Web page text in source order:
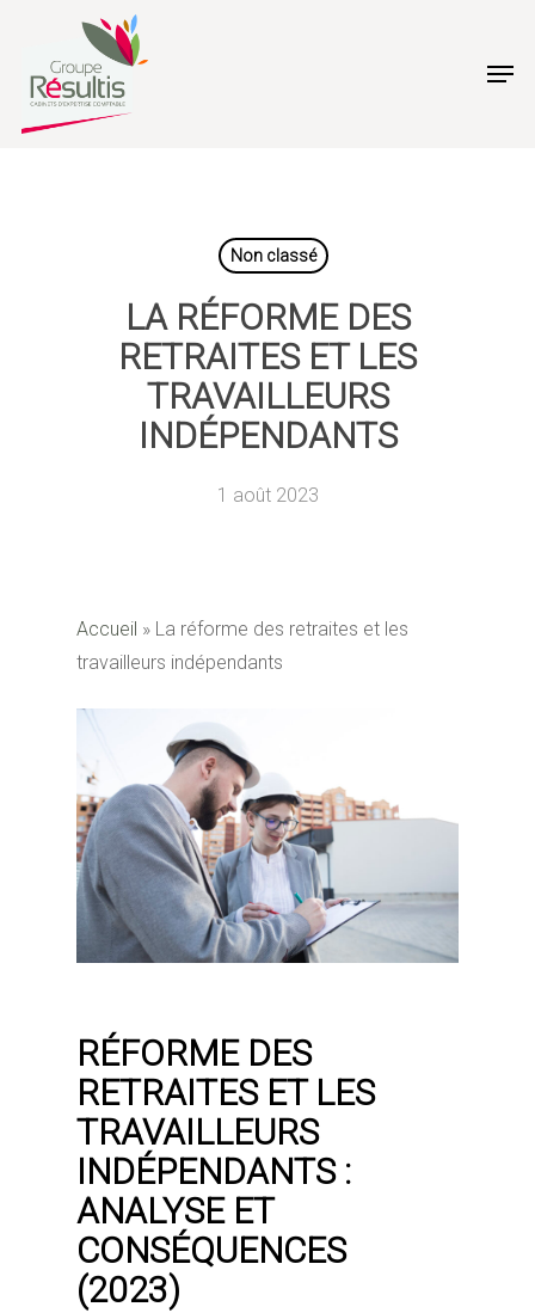
main
Non classé
LA RÉFORME DES
RETRAITES ET LES
TRAVAILLEURS
INDÉPENDANTS
1 août 2023
Accueil » La réforme des retraites et les
travailleurs indépendants
RÉFORME DES
RETRAITES ET LES
TRAVAILLEURS
INDÉPENDANTS :
ANALYSE ET
CONSÉQUENCES
(2023)